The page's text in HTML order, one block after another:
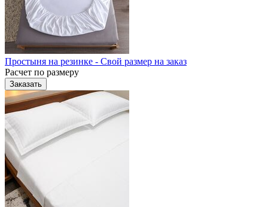
Простыня на резинке - Свой размер на заказ
Расчет по размеру
Заказать